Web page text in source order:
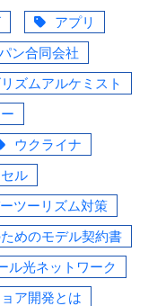
アプリ
ン合同会社
ズムアルケミスト
ウクライナ
ル
ツーリズム対策
めのモデル契約書
ル光ネットワーク
ア開発とは